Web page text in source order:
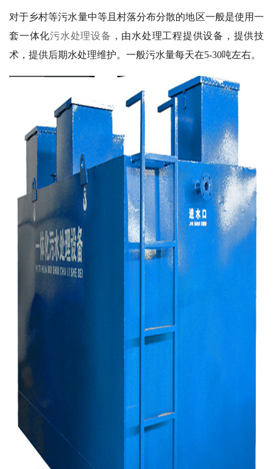
对于乡村等污水量中等且村落分布分散的地区一般是使用一
套一体化污水处理设备 ，由水处理工程提供设备，提供技
术，提供后期水处理维护。一般污水量每天在5-30吨左右。